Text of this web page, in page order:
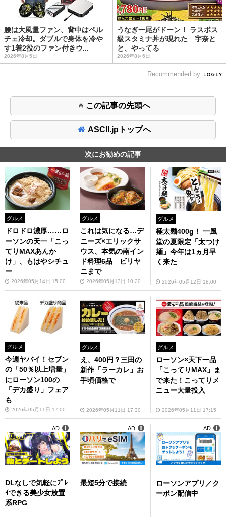
腰は大風量ファン、背中はペル
チェ冷却。ダブルで身体を冷や
す1着2役のファン付きウ...
2026年8月5日
うなぎ一尾がドーン！ ラスボス
級スタミナ丼が現れた 宇奈と
と、やってる
2026年8月6日
Recommended by
この記事の先頭へ
ASCII.jpトップへ
次にお勧めの記事
グルメ
ドロドロ濃厚……ロ
ーソンの天一「こっ
てりMAXあんか
け」、もはやシチュ
ー
2026年05月14日 15:00
グルメ
これは気になる…デ
ニーズ×エリックサ
ウス、本気の南イン
ド料理6品 ビリヤ
ニまで
2026年05月13日 10:20
グルメ
極太麺400g！ 一風
堂の夏限定「太つけ
麺」今年は1ヵ月早
く来た
2026年05月12日 18:00
グルメ
今週ヤバイ！セブン
の「50％以上増量」
にローソン100の
「デカ盛り」フェア
も
2026年05月11日 17:00
グルメ
え、400円？三田の
新作「ラーカレ」お
手頃価格で
2026年05月11日 17:30
グルメ
ローソン×天下一品
「こってりMAX」ま
で来た！こってりメ
ニュー大量投入
2026年05月11日 17:15
DLなしで気軽にﾌﾟﾚ
ｲできる美少女放置
系RPG
AD
最短5分で接続
AD
ローソンアプリ／ク
ーポン配信中
AD